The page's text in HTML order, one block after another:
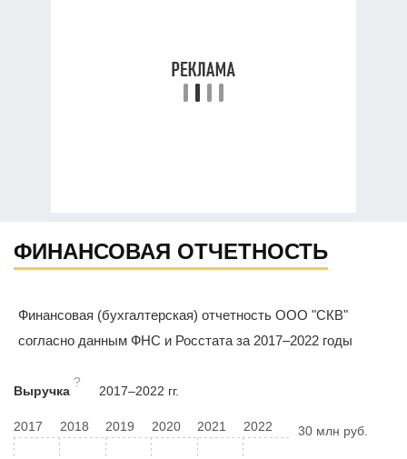
ФИНАНСОВАЯ ОТЧЕТНОСТЬ
Финансовая (бухгалтерская) отчетность ООО "СКВ"
согласно данным ФНС и Росстата за 2017–2022 годы
Выручка
?
2017–2022 гг.
2017 2018 2019 2020 2021 2022 30 млн руб.